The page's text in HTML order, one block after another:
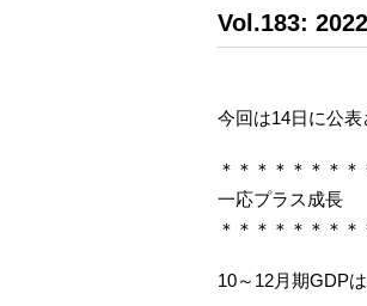
Vol.183:
今回は14日に公表
＊＊＊＊＊＊＊＊
一応プラス成長
＊＊＊＊＊＊＊＊
10～12月期GDP